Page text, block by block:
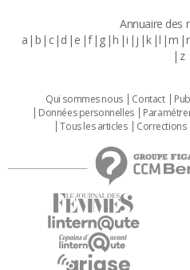
Annuaire des
a b c d e f g h i j k l m
z
Qui sommes nous Contact
Données personnelles
Tous les articles
Corrections